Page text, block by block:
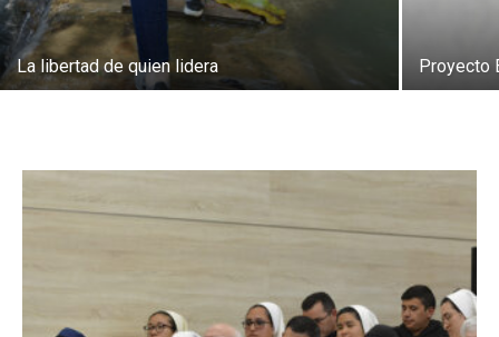
La libertad de quien lidera Proyecto